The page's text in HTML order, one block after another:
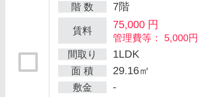
階 数 7階
賃料 75,000 円
管理費等： 5,000円
間取り
1LDK
面 積 29.16㎡
敷金 -